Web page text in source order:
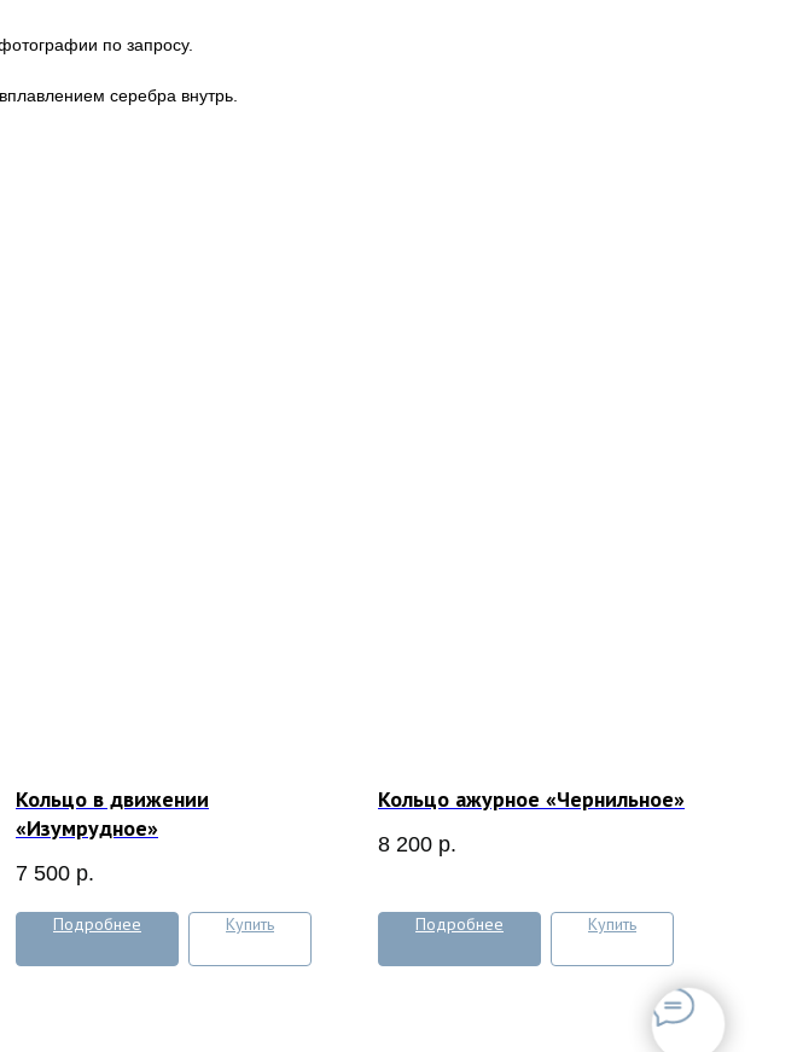
по запросу.
серебра внутрь.
Кольцо в движении
«Изумрудное»
7 500 р.
Подробнее Купить
Кольцо ажурное «Чернильное»
8 200 р.
Подробнее Купить